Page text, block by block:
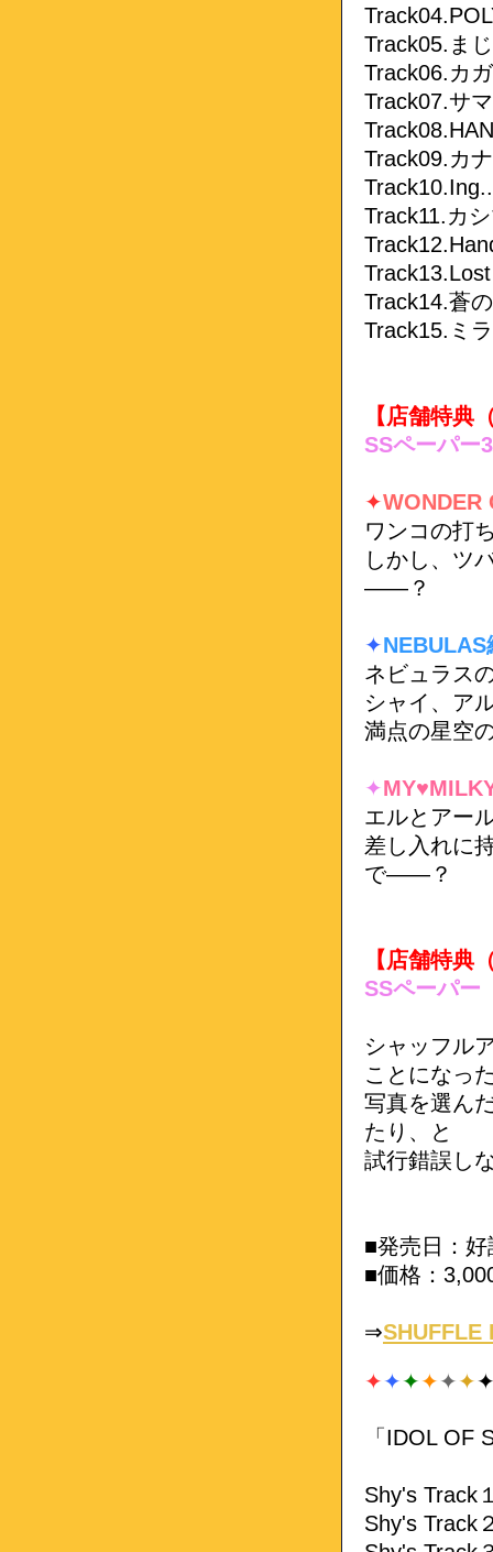
Track05.ま
Track06.カ
Track07.サ
Track09.カ
Track11.カ
Track14.蒼
Track15.ミ
【店舗特典
SSペーパー
✦WONDER
ワンコの打
しかし、ツ
――？
✦NEBULAS
ネビュラス
シャイ、ア
満点の星空
✦
エルとアー
差し入れに
で――？
【店舗特典
SSペーパー
シャッフル
ことになっ
写真を選ん
たり、と
試行錯誤し
■発売日：
■価格：
⇒SHUFFLE
✦✦✦✦✦✦
「IDOL OF
Shy's Track
Shy's Track